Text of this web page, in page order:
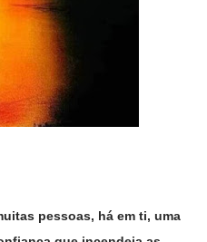
pessoas, há em ti, uma